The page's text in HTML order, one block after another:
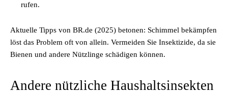
rufen.
Aktuelle Tipps von BR.de (2025) betonen: Schimmel bekämpfen
löst das Problem oft von allein. Vermeiden Sie Insektizide, da sie
Bienen und andere Nützlinge schädigen können.
Andere nützliche Haushaltsinsekten